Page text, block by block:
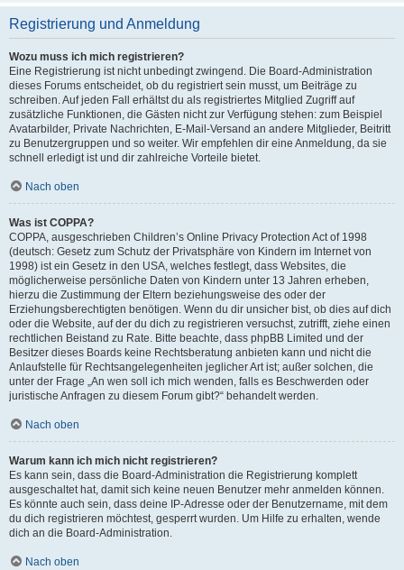
Registrierung und Anmeldung
Wozu muss ich mich registrieren?
Eine Registrierung ist nicht unbedingt zwingend. Die Board-Administration
dieses Forums entscheidet, ob du registriert sein musst, um Beiträge zu
schreiben. Auf jeden Fall erhältst du als registriertes Mitglied Zugriff auf
zusätzliche Funktionen, die Gästen nicht zur Verfügung stehen: zum Beispiel
Avatarbilder, Private Nachrichten, E-Mail-Versand an andere Mitglieder, Beitritt
zu Benutzergruppen und so weiter. Wir empfehlen dir eine Anmeldung, da sie
schnell erledigt ist und dir zahlreiche Vorteile bietet.
Nach oben
Was ist COPPA?
COPPA, ausgeschrieben Children’s Online Privacy Protection Act of 1998
(deutsch: Gesetz zum Schutz der Privatsphäre von Kindern im Internet von
1998) ist ein Gesetz in den USA, welches festlegt, dass Websites, die
möglicherweise persönliche Daten von Kindern unter 13 Jahren erheben,
hierzu die Zustimmung der Eltern beziehungsweise des oder der
Erziehungsberechtigten benötigen. Wenn du dir unsicher bist, ob dies auf dich
oder die Website, auf der du dich zu registrieren versuchst, zutrifft, ziehe einen
rechtlichen Beistand zu Rate. Bitte beachte, dass phpBB Limited und der
Besitzer dieses Boards keine Rechtsberatung anbieten kann und nicht die
Anlaufstelle für Rechtsangelegenheiten jeglicher Art ist; außer solchen, die
unter der Frage „An wen soll ich mich wenden, falls es Beschwerden oder
juristische Anfragen zu diesem Forum gibt?“ behandelt werden.
Nach oben
Warum kann ich mich nicht registrieren?
Es kann sein, dass die Board-Administration die Registrierung komplett
ausgeschaltet hat, damit sich keine neuen Benutzer mehr anmelden können.
Es könnte auch sein, dass deine IP-Adresse oder der Benutzername, mit dem
du dich registrieren möchtest, gesperrt wurden. Um Hilfe zu erhalten, wende
dich an die Board-Administration.
Nach oben